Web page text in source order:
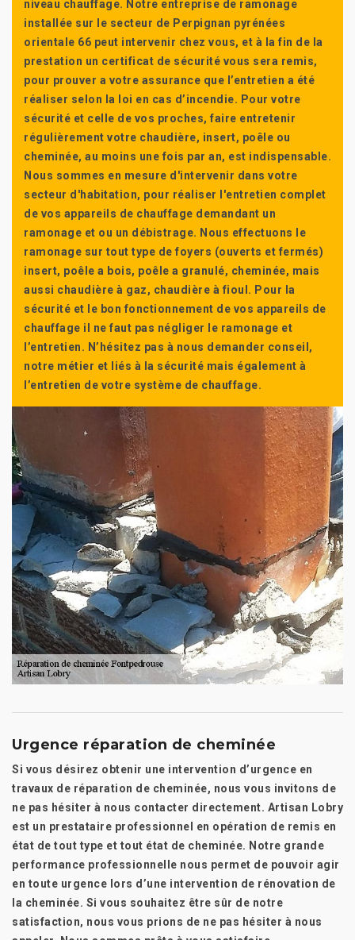
niveau chauffage. Notre entreprise de ramonage
installée sur le secteur de Perpignan pyrénées
orientale 66 peut intervenir chez vous, et à la fin de la
prestation un certificat de sécurité vous sera remis,
pour prouver a votre assurance que l’entretien a été
réaliser selon la loi en cas d’incendie. Pour votre
sécurité et celle de vos proches, faire entretenir
régulièrement votre chaudière, insert, poêle ou
cheminée, au moins une fois par an, est indispensable.
Nous sommes en mesure d'intervenir dans votre
secteur d'habitation, pour réaliser l'entretien complet
de vos appareils de chauffage demandant un
ramonage et ou un débistrage. Nous effectuons le
ramonage sur tout type de foyers (ouverts et fermés)
insert, poêle a bois, poêle a granulé, cheminée, mais
aussi chaudière à gaz, chaudière à fioul. Pour la
sécurité et le bon fonctionnement de vos appareils de
chauffage il ne faut pas négliger le ramonage et
l’entretien. N’hésitez pas à nous demander conseil,
notre métier et liés à la sécurité mais également à
l’entretien de votre système de chauffage.
Urgence réparation de cheminée
Si vous désirez obtenir une intervention d’urgence en
travaux de réparation de cheminée, nous vous invitons de
ne pas hésiter à nous contacter directement. Artisan Lobry
est un prestataire professionnel en opération de remis en
état de tout type et tout état de cheminée. Notre grande
performance professionnelle nous permet de pouvoir agir
en toute urgence lors d’une intervention de rénovation de
la cheminée. Si vous souhaitez être sûr de notre
satisfaction, nous vous prions de ne pas hésiter à nous